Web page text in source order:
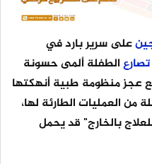
على سرير بارد في
تصارعالطفلة ألمى حسونة
عجز منظومة طبية أنهكتها
من العمليات الطارئة لها،
بالخارج" قد يحمل